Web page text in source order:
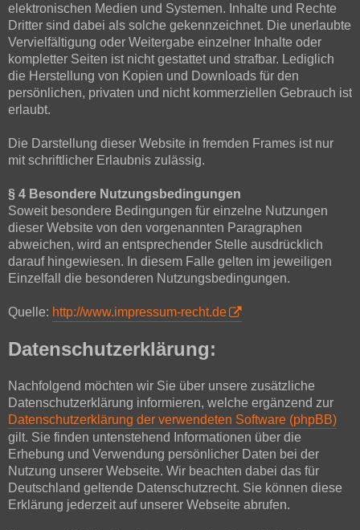
elektronischen Medien und Systemen. Inhalte und Rechte
Dritter sind dabei als solche gekennzeichnet. Die unerlaubte
Vervielfältigung oder Weitergabe einzelner Inhalte oder
kompletter Seiten ist nicht gestattet und strafbar. Lediglich
die Herstellung von Kopien und Downloads für den
persönlichen, privaten und nicht kommerziellen Gebrauch ist
erlaubt.
Die Darstellung dieser Website in fremden Frames ist nur
mit schriftlicher Erlaubnis zulässig.
§ 4 Besondere Nutzungsbedingungen
Soweit besondere Bedingungen für einzelne Nutzungen
dieser Website von den vorgenannten Paragraphen
abweichen, wird an entsprechender Stelle ausdrücklich
darauf hingewiesen. In diesem Falle gelten im jeweiligen
Einzelfall die besonderen Nutzungsbedingungen.
Quelle: http://www.impressum-recht.de
Datenschutzerklärung:
Nachfolgend möchten wir Sie über unsere zusätzliche
Datenschutzerklärung informieren, welche ergänzend zur
Datenschutzerklärung der verwendeten Software (phpBB)
gilt. Sie finden untenstehend Informationen über die
Erhebung und Verwendung persönlicher Daten bei der
Nutzung unserer Webseite. Wir beachten dabei das für
Deutschland geltende Datenschutzrecht. Sie können diese
Erklärung jederzeit auf unserer Webseite abrufen.